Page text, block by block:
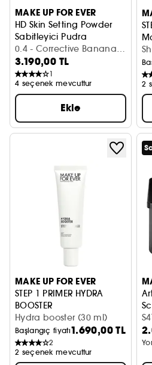
MAKE UP FOR EVER
HD Skin Setting Powder
Sabitleyici Pudra
0.4 - Corrective Banana
(18 g)
3.190,00 TL
1
4 seçenek mevcuttur
Ekle
2
MAKE UP FOR EVER
STEP 1 PRIMER HYDRA
BOOSTER
Nemlendirici Makyaj Bazı
Hydra booster (30 ml)
Başlangıç fiyatı1.690,00 TL
2
2 seçenek mevcuttur